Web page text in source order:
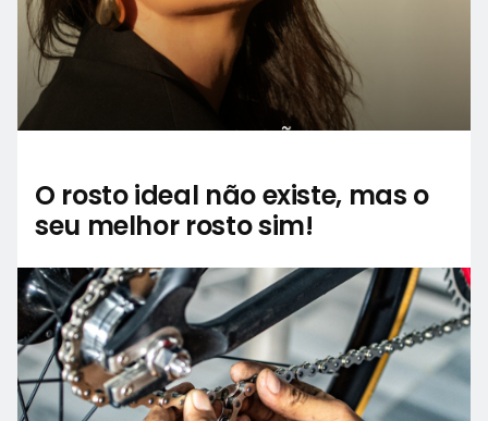
O rosto ideal não existe, mas o
seu melhor rosto sim!